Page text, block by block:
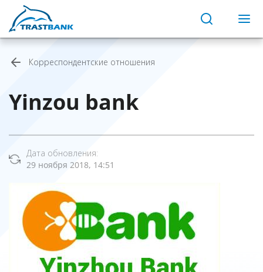
Корреспондентские отношения
Yinzou bank
Дата обновления:
29 ноября 2018, 14:51